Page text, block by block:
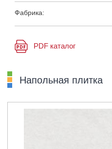
Фабрика:
PDF каталог
Напольная плитка